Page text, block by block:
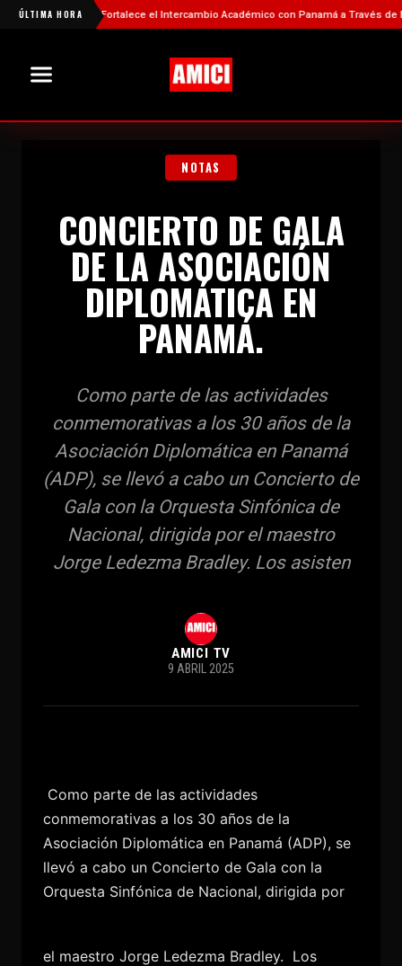
ÚLTIMA HORA
China Fortalece el Intercambio Académico con Panamá a Través de
NOTAS
CONCIERTO DE GALA
DE LA ASOCIACIÓN
DIPLOMÁTICA EN
PANAMÁ.
Como parte de las actividades
conmemorativas a los 30 años de la
Asociación Diplomática en Panamá
(ADP), se llevó a cabo un Concierto de
Gala con la Orquesta Sinfónica de
Nacional, dirigida por el maestro
Jorge Ledezma Bradley. Los asisten
AMICI TV
9 ABRIL 2025
Como parte de las actividades
conmemorativas a los 30 años de la
Asociación Diplomática en Panamá (ADP), se
llevó a cabo un Concierto de Gala con la
Orquesta Sinfónica de Nacional, dirigida por
el maestro Jorge Ledezma Bradley. Los